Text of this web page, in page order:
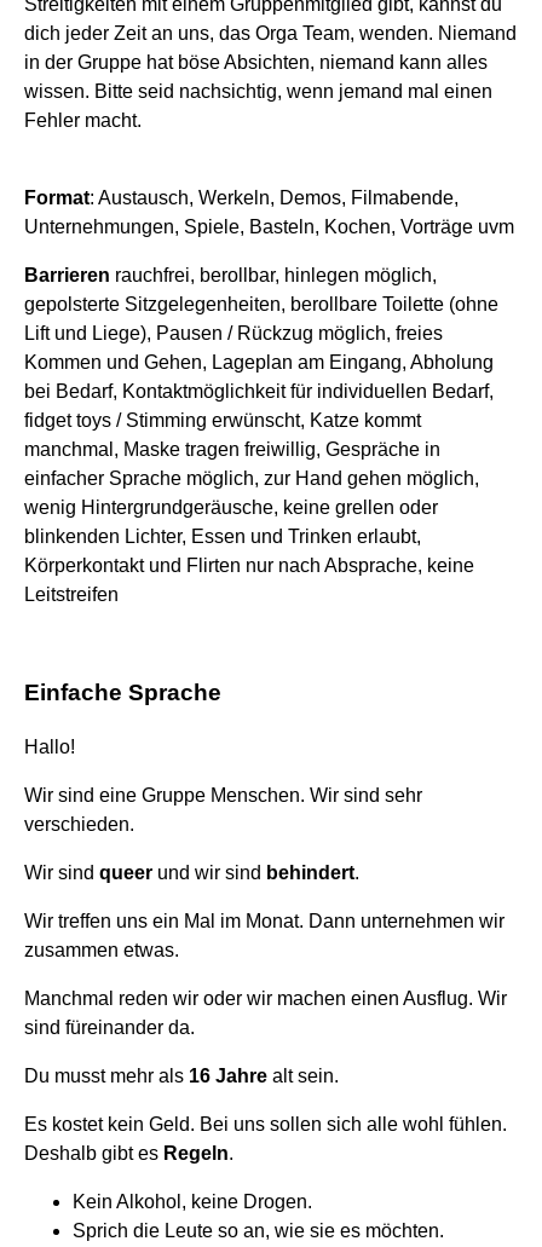
dich jeder Zeit an uns, das Orga Team, wenden. Niemand
in der Gruppe hat böse Absichten, niemand kann alles
wissen. Bitte seid nachsichtig, wenn jemand mal einen
Fehler macht.
Format: Austausch, Werkeln, Demos, Filmabende,
Unternehmungen, Spiele, Basteln, Kochen, Vorträge uvm
Barrieren rauchfrei, berollbar, hinlegen möglich,
gepolsterte Sitzgelegenheiten, berollbare Toilette (ohne
Lift und Liege), Pausen / Rückzug möglich, freies
Kommen und Gehen, Lageplan am Eingang, Abholung
bei Bedarf, Kontaktmöglichkeit für individuellen Bedarf,
fidget toys / Stimming erwünscht, Katze kommt
manchmal, Maske tragen freiwillig, Gespräche in
einfacher Sprache möglich, zur Hand gehen möglich,
wenig Hintergrundgeräusche, keine grellen oder
blinkenden Lichter, Essen und Trinken erlaubt,
Körperkontakt und Flirten nur nach Absprache, keine
Leitstreifen
Einfache Sprache
Hallo!
Wir sind eine Gruppe Menschen. Wir sind sehr
verschieden.
Wir sind queer und wir sind behindert.
Wir treffen uns ein Mal im Monat. Dann unternehmen wir
zusammen etwas.
Manchmal reden wir oder wir machen einen Ausflug. Wir
sind füreinander da.
Du musst mehr als 16 Jahre alt sein.
Es kostet kein Geld. Bei uns sollen sich alle wohl fühlen.
Deshalb gibt es Regeln.
Kein Alkohol, keine Drogen.
Sprich die Leute so an, wie sie es möchten.